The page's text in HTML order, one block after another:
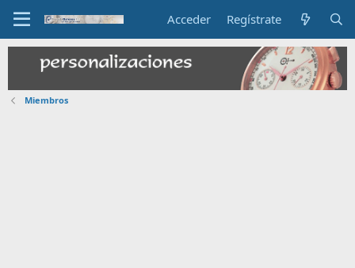
Acceder Regístrate
Miembros